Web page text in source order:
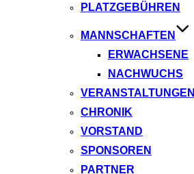
PLATZGEBÜHREN
MANNSCHAFTEN
ERWACHSENE
NACHWUCHS
VERANSTALTUNGEN
CHRONIK
VORSTAND
SPONSOREN
PARTNER